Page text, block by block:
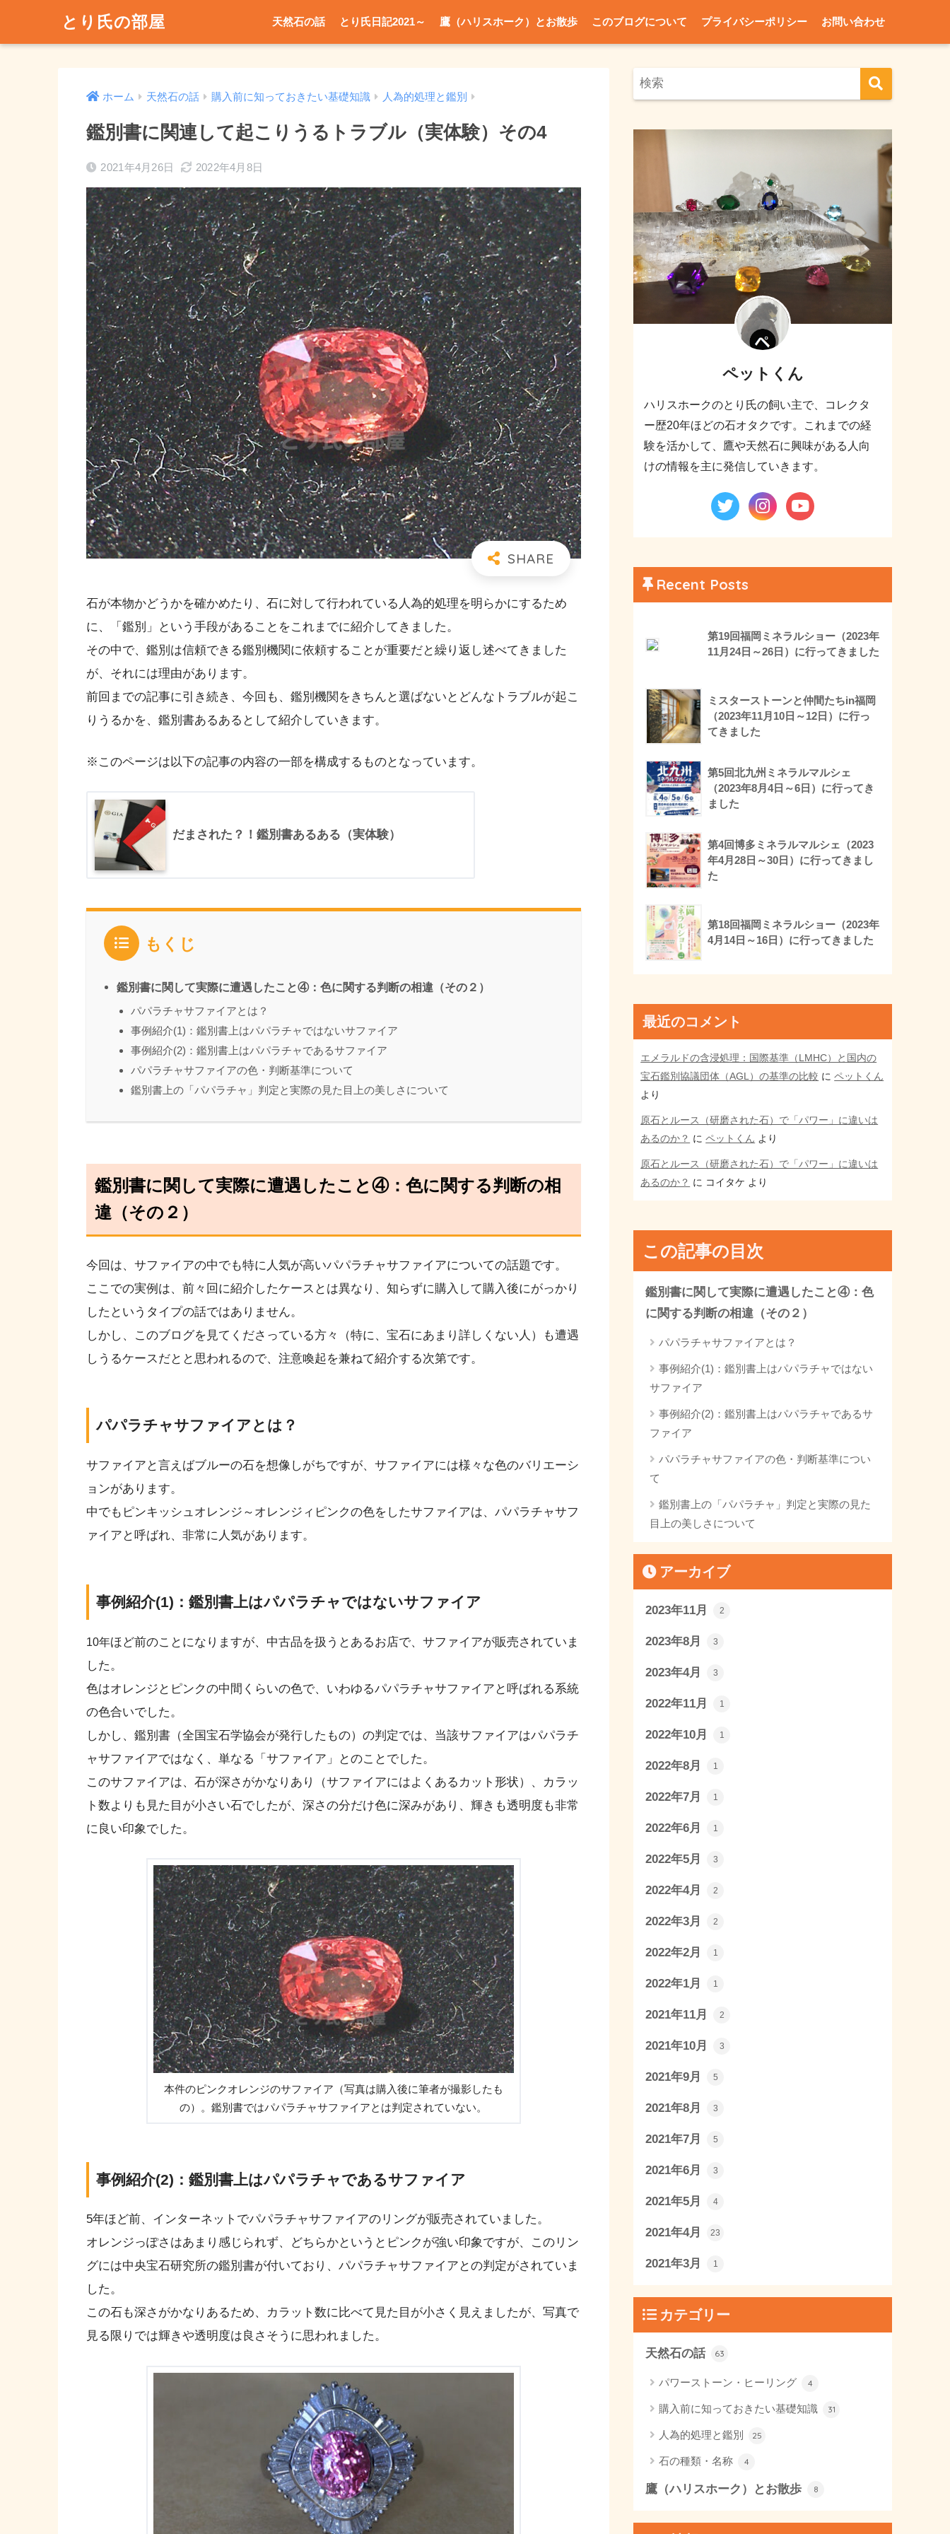
とり氏の部屋 天然石の話 とり氏日記2021～ 鷹（ハリスホーク）とお散歩 このブログについて プライバシーポリシー お問い合わせ
ホーム 天然石の話 購入前に知っておきたい基礎知識 人為的処理と鑑別
鑑別書に関連して起こりうるトラブル（実体験）その4
2021年4月26日 2022年4月8日
石が本物かどうかを確かめたり、石に対して行われている人為的処理を明らかにするため
に、「鑑別」という手段があることをこれまでに紹介してきました。
その中で、鑑別は信頼できる鑑別機関に依頼することが重要だと繰り返し述べてきました
が、それには理由があります。
前回までの記事に引き続き、今回も、鑑別機関をきちんと選ばないとどんなトラブルが起こ
りうるかを、鑑別書あるあるとして紹介していきます。
※このページは以下の記事の内容の一部を構成するものとなっています。
だまされた？！鑑別書あるある（実体験）
もくじ
鑑別書に関して実際に遭遇したこと④：色に関する判断の相違（その２）
パパラチャサファイアとは？
事例紹介(1)：鑑別書上はパパラチャではないサファイア
事例紹介(2)：鑑別書上はパパラチャであるサファイア
パパラチャサファイアの色・判断基準について
鑑別書上の「パパラチャ」判定と実際の見た目上の美しさについて
鑑別書に関して実際に遭遇したこと④：色に関する判断の相
違（その２）
今回は、サファイアの中でも特に人気が高いパパラチャサファイアについての話題です。
ここでの実例は、前々回に紹介したケースとは異なり、知らずに購入して購入後にがっかり
したというタイプの話ではありません。
しかし、このブログを見てくださっている方々（特に、宝石にあまり詳しくない人）も遭遇
しうるケースだとと思われるので、注意喚起を兼ねて紹介する次第です。
パパラチャサファイアとは？
サファイアと言えばブルーの石を想像しがちですが、サファイアには様々な色のバリエーシ
ョンがあります。
中でもピンキッシュオレンジ～オレンジィピンクの色をしたサファイアは、パパラチャサフ
ァイアと呼ばれ、非常に人気があります。
事例紹介(1)：鑑別書上はパパラチャではないサファイア
10年ほど前のことになりますが、中古品を扱うとあるお店で、サファイアが販売されていま
した。
色はオレンジとピンクの中間くらいの色で、いわゆるパパラチャサファイアと呼ばれる系統
の色合いでした。
しかし、鑑別書（全国宝石学協会が発行したもの）の判定では、当該サファイアはパパラチ
ャサファイアではなく、単なる「サファイア」とのことでした。
このサファイアは、石が深さがかなりあり（サファイアにはよくあるカット形状）、カラッ
ト数よりも見た目が小さい石でしたが、深さの分だけ色に深みがあり、輝きも透明度も非常
に良い印象でした。
本件のピンクオレンジのサファイア（写真は購入後に筆者が撮影したも
の）。鑑別書ではパパラチャサファイアとは判定されていない。
事例紹介(2)：鑑別書上はパパラチャであるサファイア
5年ほど前、インターネットでパパラチャサファイアのリングが販売されていました。
オレンジっぽさはあまり感じられず、どちらかというとピンクが強い印象ですが、このリン
グには中央宝石研究所の鑑別書が付いており、パパラチャサファイアとの判定がされていま
した。
この石も深さがかなりあるため、カラット数に比べて見た目が小さく見えましたが、写真で
見る限りでは輝きや透明度は良さそうに思われました。
ペットくん
ハリスホークのとり氏の飼い主で、コレクタ
ー歴20年ほどの石オタクです。これまでの経
験を活かして、鷹や天然石に興味がある人向
けの情報を主に発信していきます。
Recent Posts
第19回福岡ミネラルショー（2023年
11月24日～26日）に行ってきました
ミスターストーンと仲間たちin福岡
（2023年11月10日～12日）に行っ
てきました
第5回北九州ミネラルマルシェ
（2023年8月4日～6日）に行ってき
ました
第4回博多ミネラルマルシェ（2023
年4月28日～30日）に行ってきまし
た
第18回福岡ミネラルショー（2023年
4月14日～16日）に行ってきました
最近のコメント
エメラルドの含浸処理：国際基準（LMHC）と国内の
宝石鑑別協議団体（AGL）の基準の比較 にペットくん
より
原石とルース（研磨された石）で「パワー」に違いは
あるのか？ にペットくん より
原石とルース（研磨された石）で「パワー」に違いは
あるのか？ に コイタケ より
この記事の目次
鑑別書に関して実際に遭遇したこと④：色
に関する判断の相違（その２）
パパラチャサファイアとは？
事例紹介(1)：鑑別書上はパパラチャではない
サファイア
事例紹介(2)：鑑別書上はパパラチャであるサ
ファイア
パパラチャサファイアの色・判断基準につい
て
鑑別書上の「パパラチャ」判定と実際の見た
目上の美しさについて
アーカイブ
2023年11月 2
2023年8月 3
2023年4月 3
2022年11月 1
2022年10月 1
2022年8月 1
2022年7月 1
2022年6月 1
2022年5月 3
2022年4月 2
2022年3月 2
2022年2月 1
2022年1月 1
2021年11月 2
2021年10月 3
2021年9月 5
2021年8月 3
2021年7月 5
2021年6月 3
2021年5月 4
2021年4月 23
2021年3月 1
カテゴリー
天然石の話 63
パワーストーン・ヒーリング 4
購入前に知っておきたい基礎知識 31
人為的処理と鑑別 25
石の種類・名称 4
鷹（ハリスホーク）とお散歩 8